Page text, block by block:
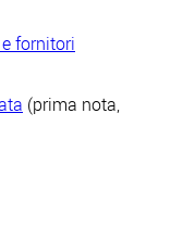
fornitori
(prima nota,